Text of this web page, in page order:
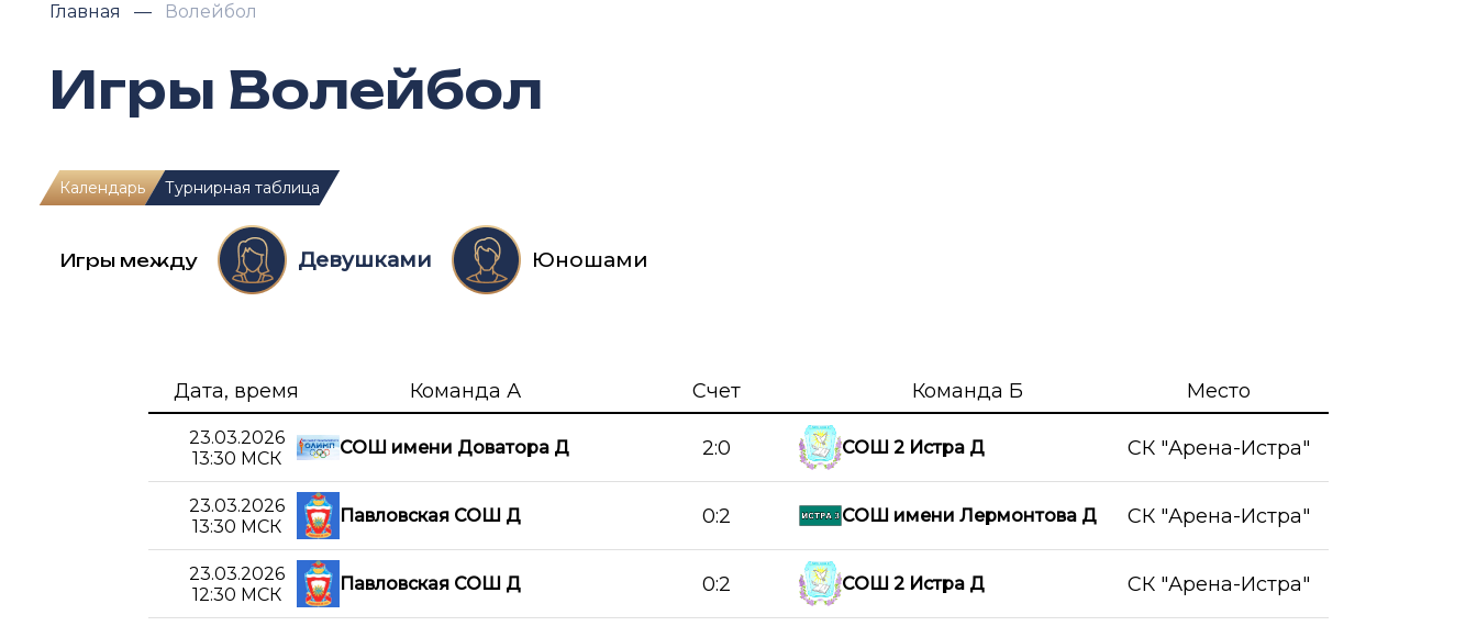
Главная Волейбол
Игры Волейбол
Календарь Турнирная таблица
Игры между Девушками Юношами
Дата, время Команда А Счет Команда Б Место
23.03.2026
13:30 МСК
СОШ имени Доватора Д 2:0 СОШ 2 Истра Д СК "Арена-Истра"
23.03.2026
13:30 МСК
Павловская СОШ Д 0:2 СОШ имени Лермонтова Д СК "Арена-Истра"
23.03.2026
12:30 МСК
Павловская СОШ Д 0:2 СОШ 2 Истра Д СК "Арена-Истра"